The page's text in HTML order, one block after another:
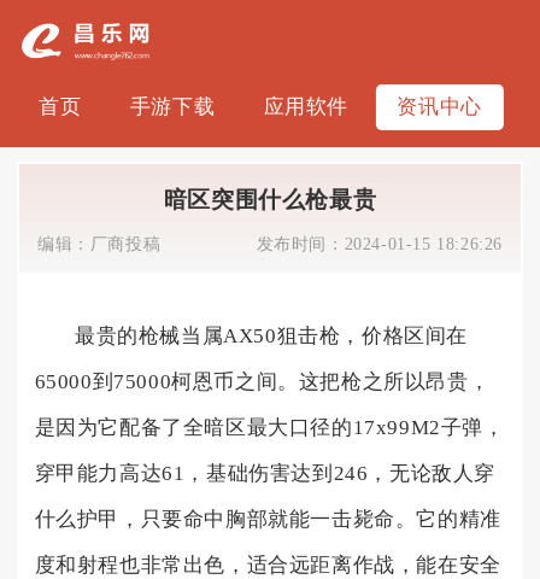
首页 手游下载 应用软件 资讯中心
暗区突围什么枪最贵
编辑： 厂商投稿 发布时间： 2024-01-15 18:26:26
最贵的枪械当属AX50狙击枪，价格区间在
65000到75000柯恩币之间。这把枪之所以昂贵，
是因为它配备了全暗区最大口径的17x99M2子弹，
穿甲能力高达61，基础伤害达到246，无论敌人穿
什么护甲，只要命中胸部就能一击毙命。它的精准
度和射程也非常出色，适合远距离作战，能在安全